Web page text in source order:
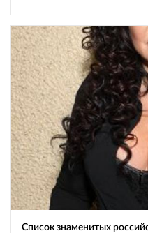
Список знаменитых